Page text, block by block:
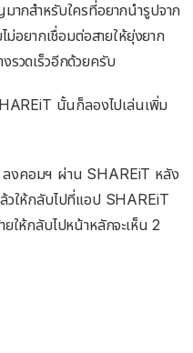
ากสำหรับใครที่อยากนำรูปจาก
ม่อยากเชื่อมต่อสายให้ยุ่งยาก
รวดเร็วอีกด้วยครับ
นั้นก็ลองไปเล่นเพิ่ม
ลงคอมฯ ผ่าน SHAREiT หลัง
วให้กลับไปที่แอป SHAREiT
ห้กลับไปหน้าหลักจะเห็น 2